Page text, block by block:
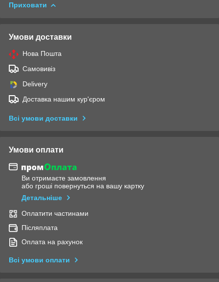
Приховати
Умови доставки
Нова Пошта
Самовивіз
Delivery
Доставка нашим кур'єром
Всі умови доставки
Умови оплати
Ви отримаєте замовлення
або гроші повернуться на вашу картку
Детальніше
Оплатити частинами
Післяплата
Оплата на рахунок
Всі умови оплати